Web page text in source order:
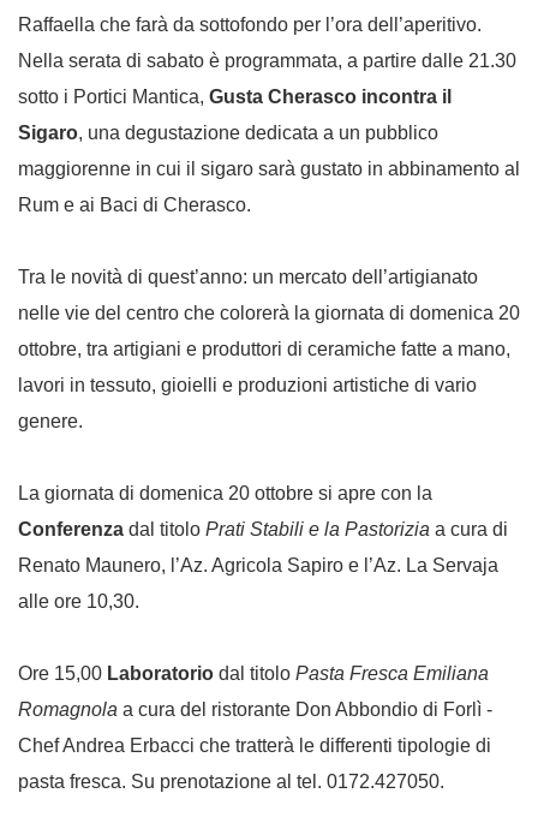
Raffaella che farà da sottofondo per l’ora dell’aperitivo.
Nella serata di sabato è programmata, a partire dalle 21.30
sotto i Portici Mantica, Gusta Cherasco incontra il
Sigaro, una degustazione dedicata a un pubblico
maggiorenne in cui il sigaro sarà gustato in abbinamento al
Rum e ai Baci di Cherasco.
Tra le novità di quest’anno: un mercato dell’artigianato
nelle vie del centro che colorerà la giornata di domenica 20
ottobre, tra artigiani e produttori di ceramiche fatte a mano,
lavori in tessuto, gioielli e produzioni artistiche di vario
genere.
La giornata di domenica 20 ottobre si apre con la
Conferenza dal titolo Prati Stabili e la Pastorizia a cura di
Renato Maunero, l’Az. Agricola Sapiro e l’Az. La Servaja
alle ore 10,30.
Ore 15,00 Laboratorio dal titolo Pasta Fresca Emiliana
Romagnola a cura del ristorante Don Abbondio di Forlì -
Chef Andrea Erbacci che tratterà le differenti tipologie di
pasta fresca. Su prenotazione al tel. 0172.427050.